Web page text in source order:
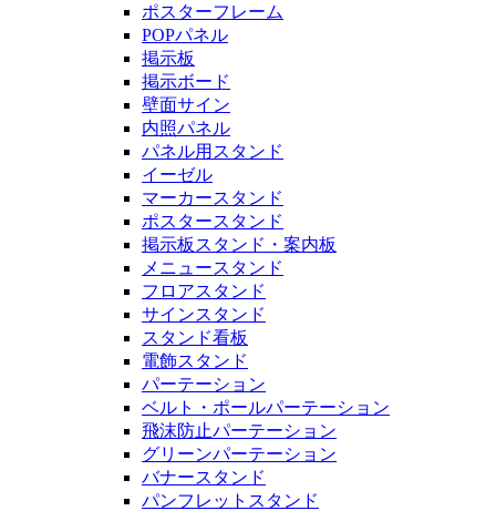
ポスターフレーム
POPパネル
掲示板
掲示ボード
壁面サイン
内照パネル
パネル用スタンド
イーゼル
マーカースタンド
ポスタースタンド
掲示板スタンド・案内板
メニュースタンド
フロアスタンド
サインスタンド
スタンド看板
電飾スタンド
パーテーション
ベルト・ポールパーテーション
飛沫防止パーテーション
グリーンパーテーション
バナースタンド
パンフレットスタンド